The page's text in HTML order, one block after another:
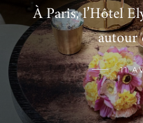
À Paris, l’Hôtel
autour
11